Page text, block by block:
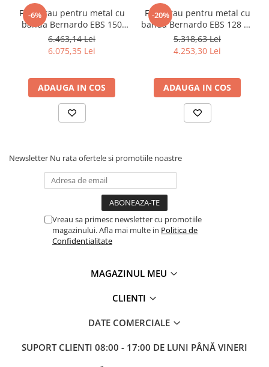
Accesorii pentru strunguri
Accesorii polizor umed și uscat
Accesorii generale
Accesorii masini de slefuit cutite
Accesorii pentru mașini de șlefuit
Accesorii, mese si prelungiri metal
Benzi textile de șlefuit pentru
Instrumente de tăiere diferite
Lame de ferastrau cu varf din
Lame de ferăstrău cu acoperire
Panze de taiere cu banda verticala
Standuri pentru ferăstraie cu
frezat
Standuri pentru mașini de șlefuit
-6%
Ferastrau pentru metal cu
banda Bernardo EBS 150
GC
6.463,14 Lei
6.075,35 Lei
ADAUGA IN COS
-20%
Ferastrau pentru metal cu
banda Bernardo EBS 128 CL
- 230 V
5.318,63 Lei
4.253,30 Lei
ADAUGA IN COS
Newsletter Nu rata ofertele si promotiile noastre
Vreau sa primesc newsletter cu promotiile
magazinului. Afla mai multe in Politica de
Confidentialitate
MAGAZINUL MEU
CLIENTI
DATE COMERCIALE
SUPORT CLIENTI 08:00 - 17:00 DE LUNI PÂNĂ VINERI